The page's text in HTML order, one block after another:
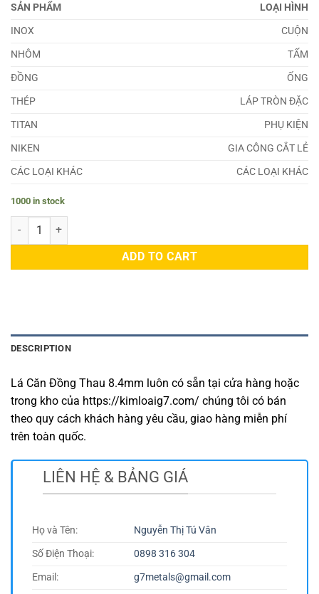
SẢN PHẨM
LOẠI HÌNH
INOX
CUỘN
NHÔM
TẤM
ĐỒNG
ỐNG
THÉP
LÁP TRÒN ĐẶC
TITAN
PHỤ KIỆN
NIKEN
GIA CÔNG CẮT LẺ
CÁC LOẠI KHÁC
CÁC LOẠI KHÁC
1000 in stock
Lá Căn Đồng Thau 8.4mm quantity
ADD TO CART
DESCRIPTION
Lá Căn Đồng Thau 8.4mm luôn có sẵn tại cửa hàng hoặc
trong kho của https://kimloaig7.com/ chúng tôi có bán
theo quy cách khách hàng yêu cầu, giao hàng miễn phí
trên toàn quốc.
LIÊN HỆ & BẢNG GIÁ
Họ và Tên:
Nguyễn Thị Tú Vân
Số Điện Thoại:
0898 316 304
Email:
g7metals@gmail.com